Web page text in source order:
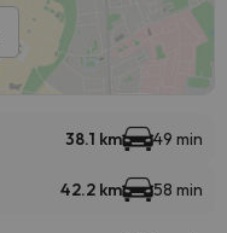
38.1 km 49 min
42.2 km 58 min